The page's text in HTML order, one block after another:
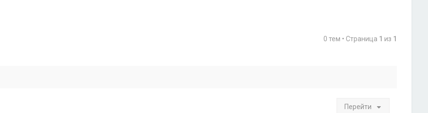
0 тем • Страница 1 из 1
Перейти